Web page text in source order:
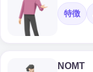
特徴
NOMT